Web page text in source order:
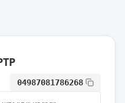
」
04987081786268